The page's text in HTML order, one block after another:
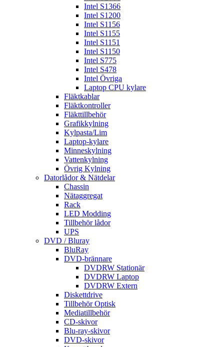
Intel S1366
Intel S1200
Intel S1156
Intel S1155
Intel S1151
Intel S1150
Intel S775
Intel S478
Intel Övriga
Laptop CPU kylare
Fläktkablar
Fläktkontroller
Fläkttillbehör
Grafikkylning
Kylpasta/Lim
Laptop-kylare
Minneskylning
Vattenkylning
Övrig Kylning
Datorlådor & Nätdelar
Chassin
Nätaggregat
Rack
LED Modding
Tillbehör lådor
UPS
DVD / Bluray
BluRay
DVD-brännare
DVDRW Stationär
DVDRW Laptop
DVDRW Extern
Diskettdrive
Tillbehör Optisk
Mediatillbehör
CD-skivor
Blu-ray-skivor
DVD-skivor